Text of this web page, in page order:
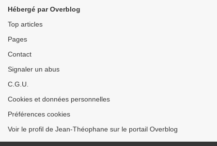
Hébergé par Overblog
Top articles
Pages
Contact
Signaler un abus
C.G.U.
Cookies et données personnelles
Préférences cookies
Voir le profil de Jean-Théophane sur le portail Overblog